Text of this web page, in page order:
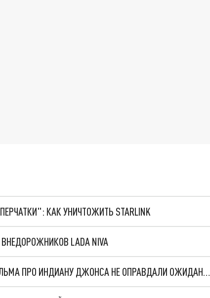
КАК УНИЧТОЖИТЬ STARLINK
LADA NIVA
ПРЕМЬЕРНЫЕ СБОРЫ ПОСЛЕДНЕГО ФИЛЬМА ПРО ИНДИАНУ ДЖОНСА НЕ ОПРАВДАЛИ ОЖИДАНИЙ